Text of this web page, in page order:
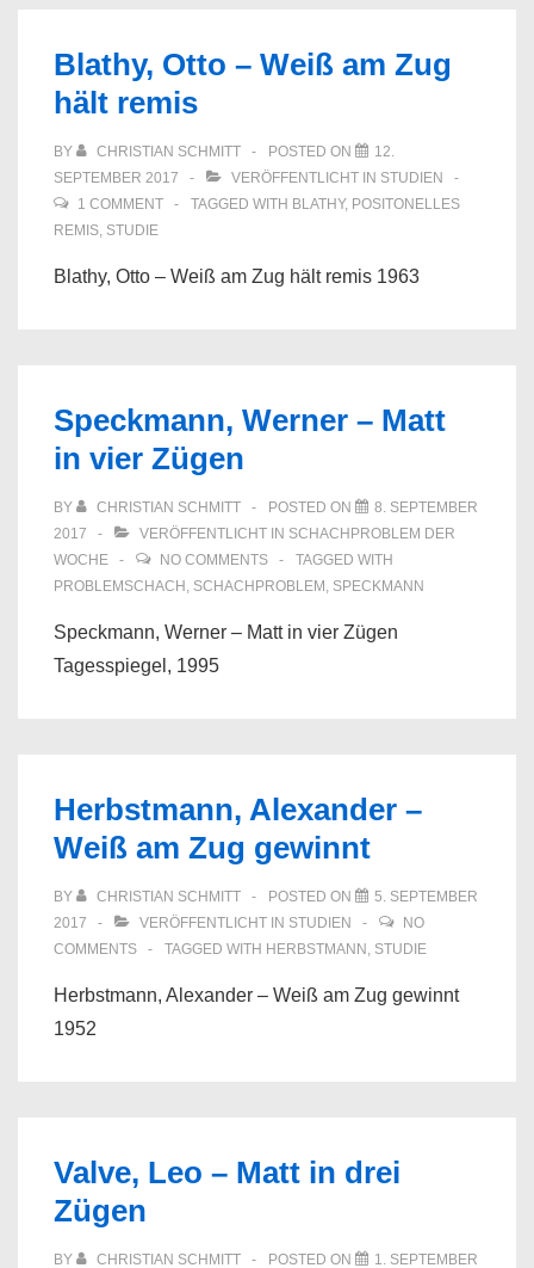
Blathy, Otto – Weiß am Zug
hält remis
BY CHRISTIAN SCHMITT POSTED ON
12.
SEPTEMBER 2017
VERÖFFENTLICHT IN STUDIEN
1 COMMENT
TAGGED WITH BLATHY, POSITONELLES
REMIS, STUDIE
Blathy, Otto – Weiß am Zug hält remis 1963
Speckmann, Werner – Matt
in vier Zügen
BY CHRISTIAN SCHMITT POSTED ON
8. SEPTEMBER
2017
VERÖFFENTLICHT IN SCHACHPROBLEM DER
WOCHE
NO COMMENTS
TAGGED WITH
PROBLEMSCHACH , SCHACHPROBLEM , SPECKMANN
Speckmann, Werner – Matt in vier Zügen
Tagesspiegel, 1995
Herbstmann, Alexander –
Weiß am Zug gewinnt
BY CHRISTIAN SCHMITT POSTED ON
5. SEPTEMBER
2017
VERÖFFENTLICHT IN STUDIEN
NO
COMMENTS
TAGGED WITH HERBSTMANN , STUDIE
Herbstmann, Alexander – Weiß am Zug gewinnt
1952
Valve, Leo – Matt in drei
Zügen
BY CHRISTIAN SCHMITT POSTED ON 1. SEPTEMBER